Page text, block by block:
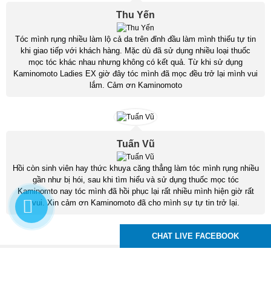
Thu Yến
Tóc mình rụng nhiều làm lộ cả da trên đỉnh đầu làm mình thiếu tự tin
khi giao tiếp với khách hàng. Mặc dù đã sử dụng nhiều loại thuốc
mọc tóc khác nhau nhưng không có kết quả. Từ khi sử dụng
Kaminomoto Ladies EX giờ đây tóc mình đã mọc đều trở lại mình vui
lắm. Cảm ơn Kaminomoto
Tuấn Vũ
Hồi còn sinh viên hay thức khuya căng thẳng làm tóc mình rụng nhiều
gần như bị hói, sau khi tìm hiểu và sử dụng thuốc mọc tóc
Kaminomto nay tóc mình đã hồi phục lại rất nhiều mình hiện giờ rất
vui. Xin cảm ơn Kaminomoto đã cho mình sự tự tin trở lại.
CHAT LIVE FACEBOOK